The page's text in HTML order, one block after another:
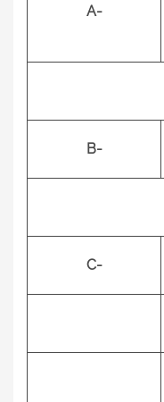
A-
B-
C-